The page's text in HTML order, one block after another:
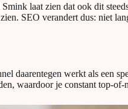
laat zien dat ook dit
SEO verandert dus: niet
daarentegen werkt als een
waardoor je constant top-of-